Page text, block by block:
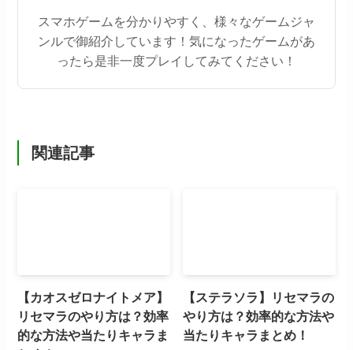
スマホゲームを分かりやすく、様々なゲームジャ
ンルで御紹介しています！気になったゲームがあ
ったら是非一度プレイしてみてください！
関連記事
【カオスゼロナイトメア】
リセマラのやり方は？効率
的な方法や当たりキャラま
【ステラソラ】リセマラの
やり方は？効率的な方法や
当たりキャラまとめ！